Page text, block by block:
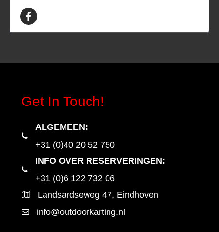
Get In Touch!
ALGEMEEN:
+31 (0)40 20 52 750
INFO OVER RESERVERINGEN:
+31 (0)6 122 732 06
Landsardseweg 47, Eindhoven
info@outdoorkarting.nl